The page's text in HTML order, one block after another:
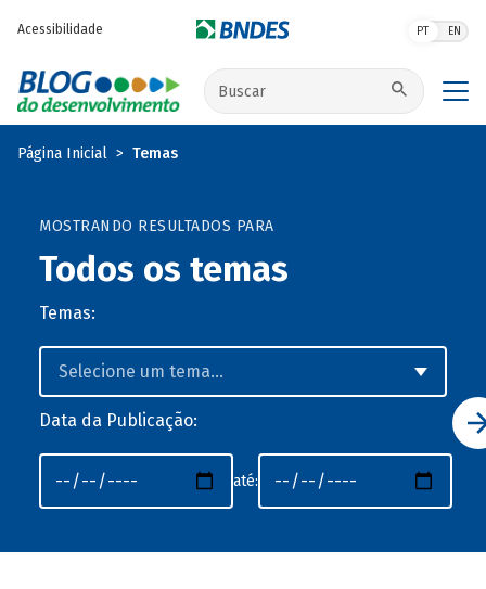
Acessibilidade PT EN
Buscar no site
Página Inicial Temas
MOSTRANDO RESULTADOS PARA
Todos os temas
Temas:
Data da Publicação:
até: